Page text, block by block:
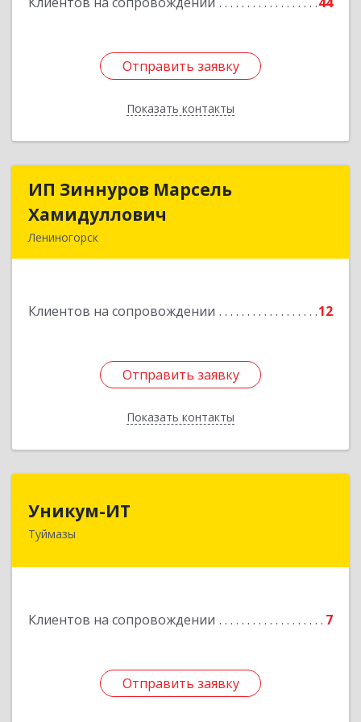
Отправить заявку
Показать контакты
Отправить заявку
Назад
ИП Зиннуров Марсель
Хамидуллович
Лениногорск
Клиентов на сопровождении 12
Отправить заявку
Показать контакты
ИП Зиннуров Марсель
Подробнее
Отправить заявку
Назад
Уникум-ИТ
Туймазы
Клиентов на сопровождении 7
Отправить заявку
452757, Башкортостан Респ, Туймазинский р-н,
Отправить заявку